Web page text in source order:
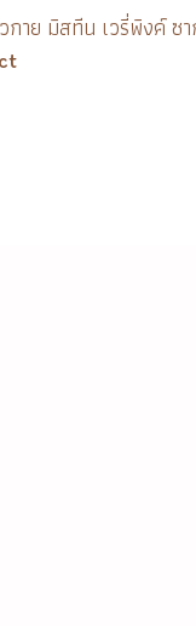
ย มิสทีน เวรี่พิงค์ ซา